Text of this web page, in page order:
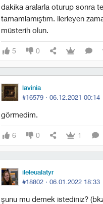
dakika aralarla oturup sonra
tamamlamıştım. ilerleyen
müsterih olun.
5 0
lavinia
#16579 · 06.12.2021 00:14
görmedim.
6 0 1
ileleualatyr
#18802 · 06.01.2022 18:33
şunu mu demek istediniz?